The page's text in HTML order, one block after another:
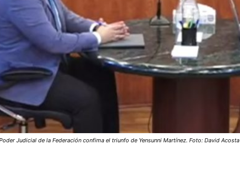
Judicial de la Federación confima el triunfo de Yensunni Martínez. Foto: David Acosta